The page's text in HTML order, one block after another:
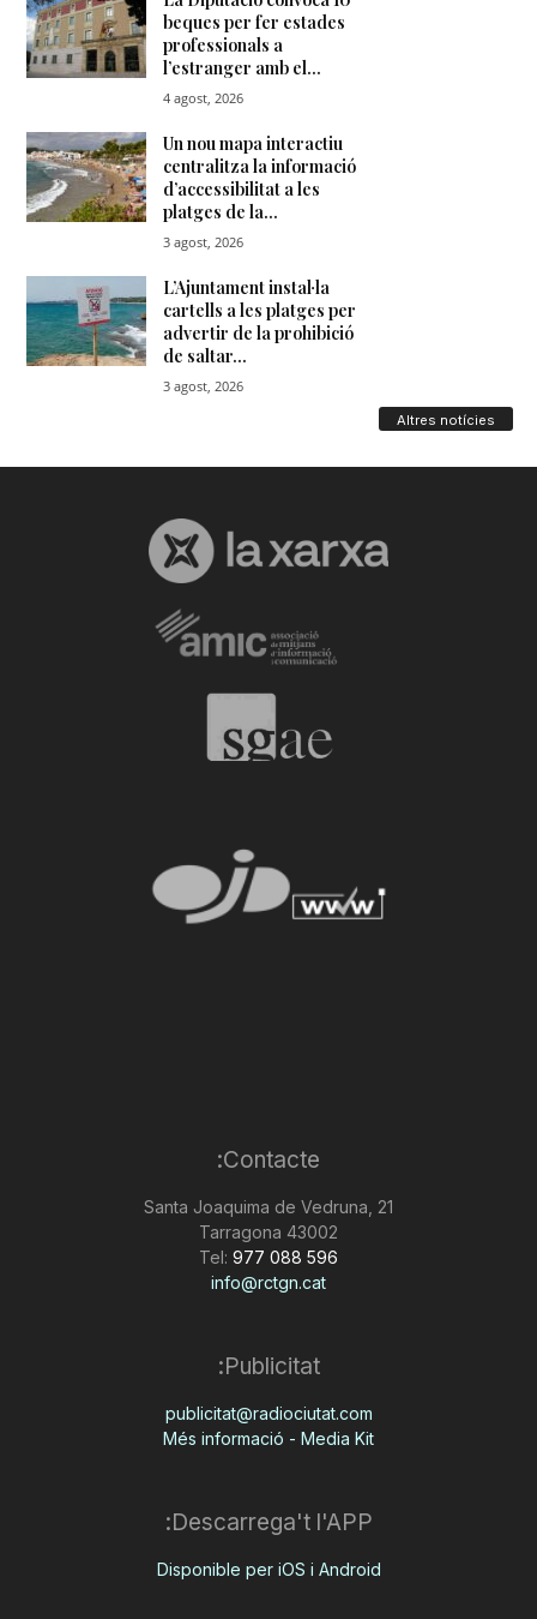
Altres notícies
Contacte:
Santa Joaquima de Vedruna, 21
43002 Tarragona
Tel: 977 088 596
info@rctgn.cat
Publicitat:
publicitat@radiociutat.com
Més informació - Media Kit
Descarrega't l'APP:
Disponible per iOS i Android